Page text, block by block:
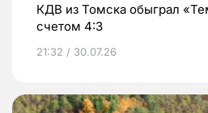
КДВ из Томска обыграл
счетом 4:3
21:32 / 30.07.26